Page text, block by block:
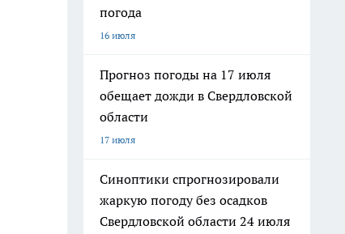
погода
16 июля
Прогноз погоды на 17 июля
обещает дожди в Свердловской
области
17 июля
Синоптики спрогнозировали
жаркую погоду без осадков
Свердловской области 24 июля